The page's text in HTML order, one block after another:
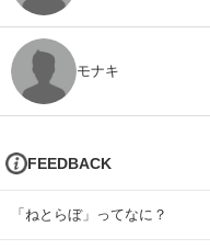
モナキ
FEEDBACK
「ねとらぼ」ってなに？